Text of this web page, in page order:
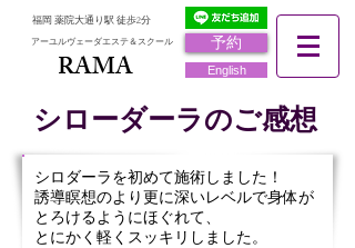
予約
福岡 薬院大通り駅 徒歩2分
アーユルヴェーダエステ＆スクール
RAMA English
シローダーラのご感想
シロダーラを初めて施術しました！
誘導瞑想のより更に深いレベルで身体が
とろけるようにほぐれて、
とにかく軽くスッキリしました。